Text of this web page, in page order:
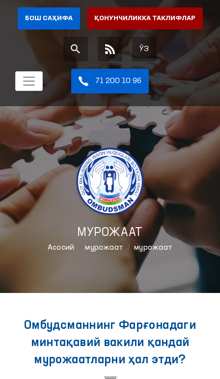
БОШ САҲИФА ҚОНУНЧИЛИККА ТАКЛИФЛАР
ЎЗ
71 200 10 96
МУРОЖААТ
Aсосий мурожаат мурожаат
Омбудсманнинг Фарғонадаги
минтақавий вакили қандай
мурожаатларни ҳал этди?